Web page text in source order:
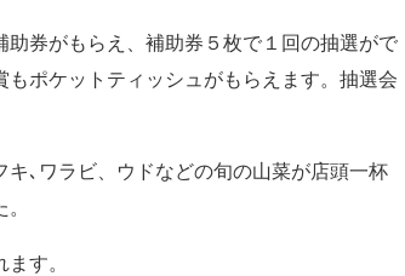
券がもらえ、補助券５枚で１回の抽選がで
もポケットティッシュがもらえます。抽選会
､ワラビ、ウドなどの旬の山菜が店頭一杯
す。